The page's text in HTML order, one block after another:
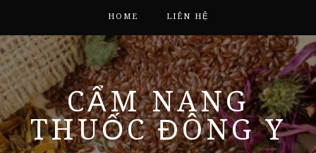
HOME LIÊN HỆ
CẨM NANG
THUỐC ĐÔNG Y